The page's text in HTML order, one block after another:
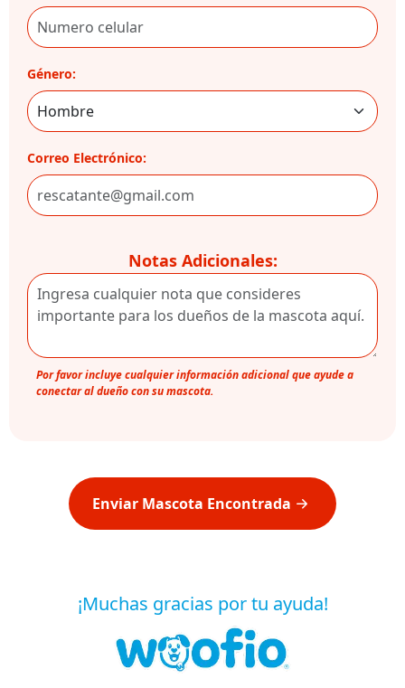
Género:
Correo Electrónico:
Notas Adicionales:
Por favor incluye cualquier información adicional que ayude a
conectar al dueño con su mascota.
Enviar Mascota Encontrada
¡Muchas gracias por tu ayuda!